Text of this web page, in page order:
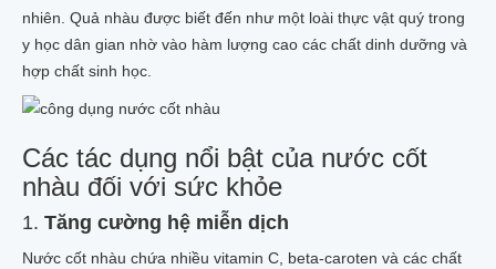
RỄ CÂY NHÀU
BỘT QUẢ NHÀU
VIÊN NÉN NHÀU
MẬT ONG NHÀU
NHÀU NGÂM MẬT ONG HŨ 1 LÍT
NHÀU NGÂM MẬT ONG XUẤT KHẨU 500ML
TRÀ_THẠCH NHÀU
TRÀ NHÀU TÚI LỌC
THẠCH TRÁI NHÀU_NONI JELLY
NHÀU NGÂM RƯỢU_NGÂM ĐƯỜNG
RƯỢU NGÂM TRÁI NHÀU TƯƠI
nhiên. Quả nhàu được biết đến như một loài thực vật quý trong
y học dân gian nhờ vào hàm lượng cao các chất dinh dưỡng và
hợp chất sinh học.
Các tác dụng nổi bật của nước cốt
nhàu đối với sức khỏe
1. Tăng cường hệ miễn dịch
Nước cốt nhàu chứa nhiều vitamin C, beta-caroten và các chất